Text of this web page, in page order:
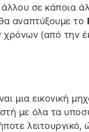
σε κάποια
αναπτύξουμε το
(από την
μια εικονική
με όλα τα